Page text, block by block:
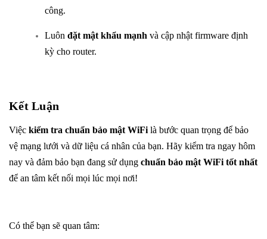
công.
Luôn đặt mật khẩu mạnh và cập nhật firmware định
kỳ cho router.
Kết Luận
Việc kiểm tra chuẩn bảo mật WiFi là bước quan trọng để bảo
vệ mạng lưới và dữ liệu cá nhân của bạn. Hãy kiểm tra ngay hôm
nay và đảm bảo bạn đang sử dụng chuẩn bảo mật WiFi tốt nhất
để an tâm kết nối mọi lúc mọi nơi!
Có thể bạn sẽ quan tâm: